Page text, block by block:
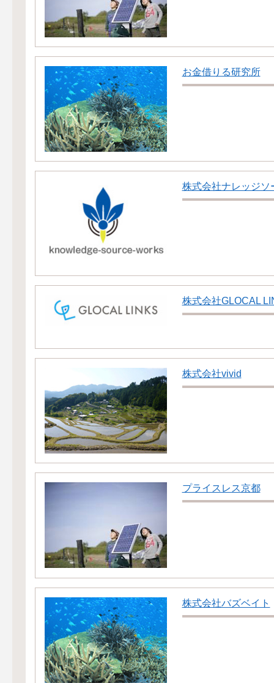
お金借りる研究所
株式会社ナレッジソ
株式会社GLOCAL
株式会社vivid
プライスレス京都
株式会社バズベイト